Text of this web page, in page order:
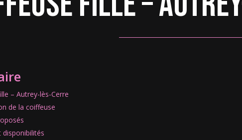
– Autrey-lès-Cerre
de la coiffeuse
disponibilités